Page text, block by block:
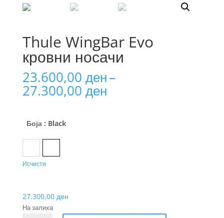
Thule WingBar Evo
кровни носачи
23.600,00 ден–
27.300,00 денPrice
range:
Боја : Black
Исчисти
27.300,00 ден
На залиха